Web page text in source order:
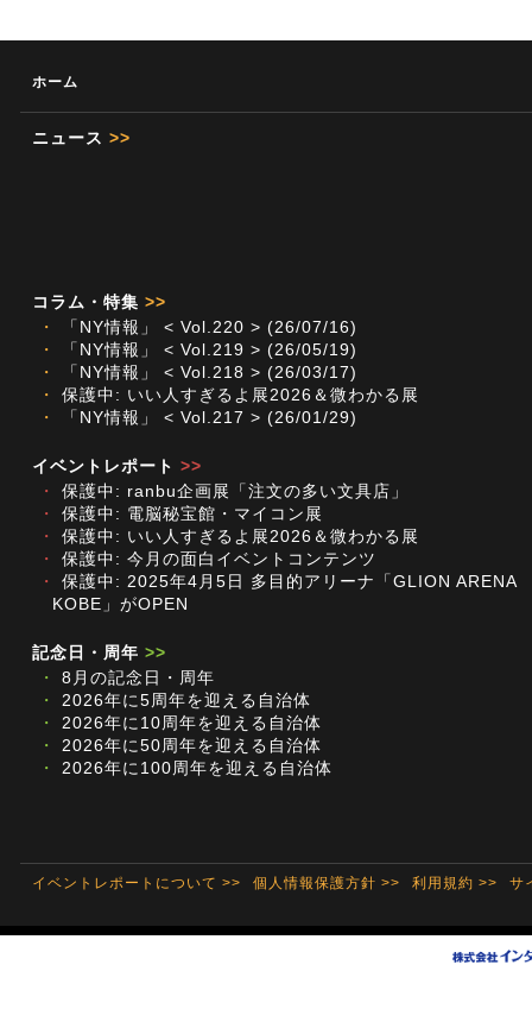
ホーム
ニュース >>
コラム・特集 >>
・
「NY情報」 < Vol.220 > (26/07/16)
・
「NY情報」 < Vol.219 > (26/05/19)
・
「NY情報」 < Vol.218 > (26/03/17)
・
保護中: いい人すぎるよ展2026＆微わかる展
・
「NY情報」 < Vol.217 > (26/01/29)
イベントレポート >>
・
保護中: ranbu企画展「注文の多い文具店」
・
保護中: 電脳秘宝館・マイコン展
・
保護中: いい人すぎるよ展2026＆微わかる展
・
保護中: 今月の面白イベントコンテンツ
・
保護中: 2025年4月5日 多目的アリーナ「GLION ARENA
KOBE」がOPEN
記念日・周年 >>
・
8月の記念日・周年
・
2026年に5周年を迎える自治体
・
2026年に10周年を迎える自治体
・
2026年に50周年を迎える自治体
・
2026年に100周年を迎える自治体
イベントレポートについて >> 個人情報保護方針 >> 利用規約 >> サ